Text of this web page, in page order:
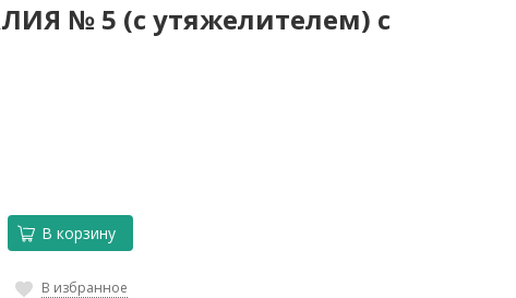
№ 5 (с утяжелителем) с
В корзину
В избранное